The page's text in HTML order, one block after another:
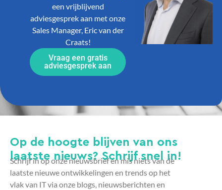
een vrijblijvend
adviesgesprek aan met onze
Sales Manager, Eric van der
Craats!
Vraag een gratis
adviesgesprek aan
Op de hoogte blijven van ons
laatste nieuws? Schrijf snel in!
Schrijf in op onze nieuwsbrief en mis niets van de
laatste nieuwe ontwikkelingen en trends op het
vlak van IT via onze blogs, nieuwsberichten en